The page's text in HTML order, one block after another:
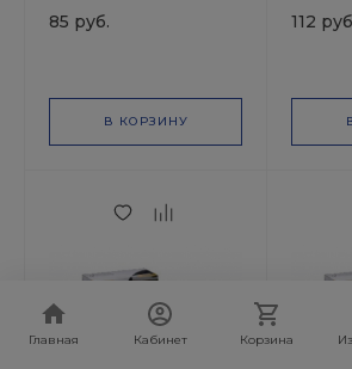
Главная Кабинет Корзина
шлифовальная
зеленая
85 руб.
В КОРЗИНУ
P80
112